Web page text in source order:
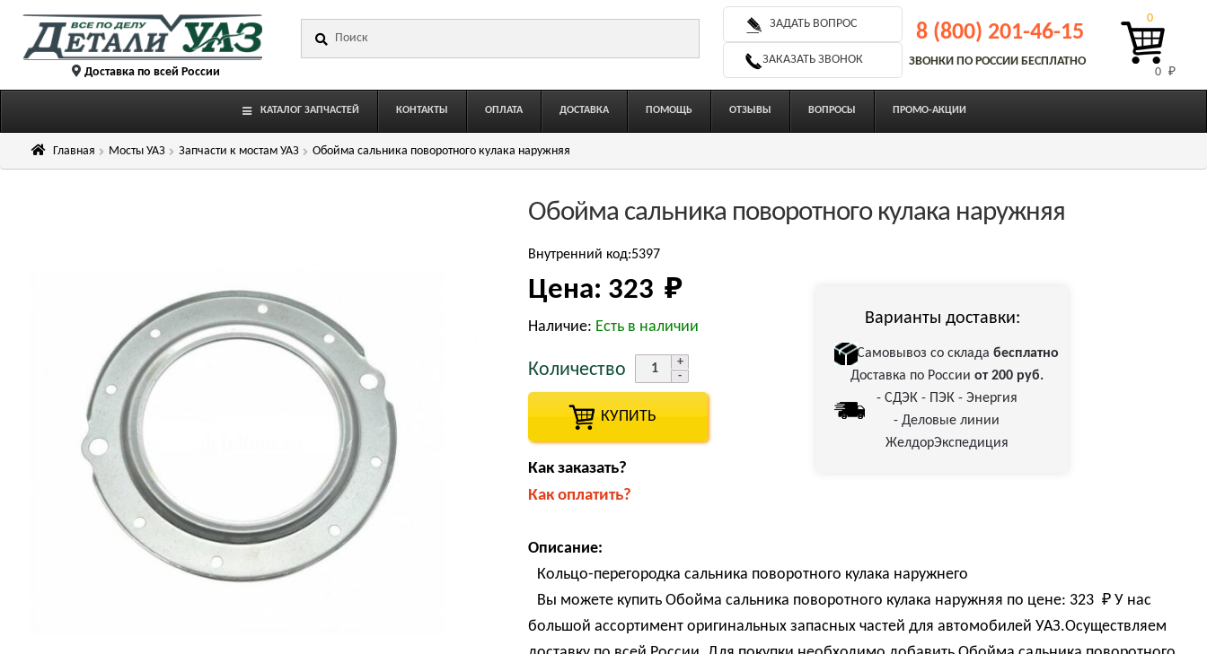
Перейти
Перейти
содержимому Доставка по всей России
ЗАДАТЬ ВОПРОС
ЗАКАЗАТЬ ЗВОНОК
8 (800) 201-46-15
ЗВОНКИ ПО РОССИИ БЕСПЛАТНО
0 ₽
0
КАТАЛОГ ЗАПЧАСТЕЙ КОНТАКТЫ ОПЛАТА ДОСТАВКА ПОМОЩЬ ОТЗЫВЫ ВОПРОСЫ ПРОМО-АКЦИИ
Главная Мосты УАЗ Запчасти к мостам УАЗ Обойма сальника поворотного кулака наружняя
Обойма сальника поворотного кулака наружняя
Внутренний код:5397
Цена: 323 ₽
Наличие: Есть в наличии Варианты доставки:
Самовывоз со складабесплатно
Доставка по России от 200 руб.
- СДЭК - ПЭК - Энергия
- Деловые линии
ЖелдорЭкспедиция
Количество
КУПИТЬ
Как заказать?
Как оплатить?
Описание:
Кольцо-перегородка сальника поворотного кулака наружнего
Вы можете купить Обойма сальника поворотного кулака наружняя по цене: 323 ₽ У нас
большой ассортимент оригинальных запасных частей для автомобилей УАЗ.Осуществляем